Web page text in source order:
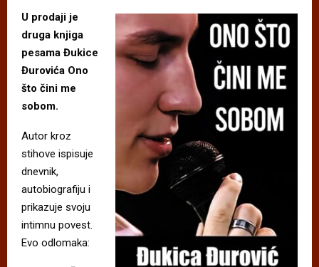
U prodaji je
druga knjiga
pesama Đukice
Đurovića Ono
što čini me
sobom.
Autor kroz
stihove ispisuje
dnevnik,
autobiografiju i
prikazuje svoju
intimnu povest.
Evo odlomaka: